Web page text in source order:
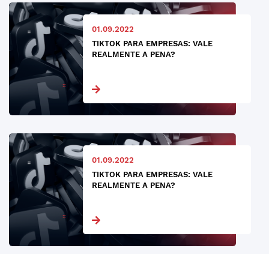
01.09.2022
TIKTOK PARA EMPRESAS: VALE
REALMENTE A PENA?
01.09.2022
TIKTOK PARA EMPRESAS: VALE
REALMENTE A PENA?